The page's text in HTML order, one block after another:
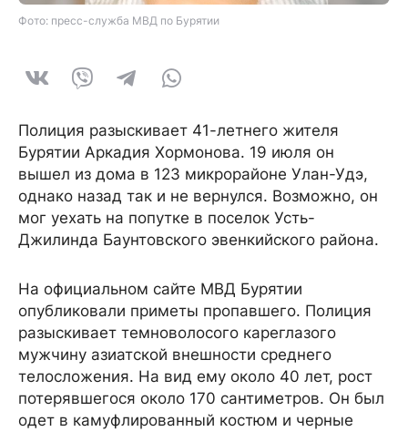
Фото: пресс-служба МВД по Бурятии
Полиция разыскивает 41-летнего жителя
Бурятии Аркадия Хормонова. 19 июля он
вышел из дома в 123 микрорайоне Улан-Удэ,
однако назад так и не вернулся. Возможно, он
мог уехать на попутке в поселок Усть-
Джилинда Баунтовского эвенкийского района.
На официальном сайте МВД Бурятии
опубликовали приметы пропавшего. Полиция
разыскивает темноволосого кареглазого
мужчину азиатской внешности среднего
телосложения. На вид ему около 40 лет, рост
потерявшегося около 170 сантиметров. Он был
одет в камуфлированный костюм и черные